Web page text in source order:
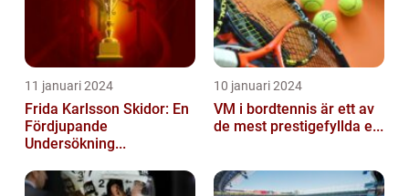
11 januari 2024
Frida Karlsson Skidor: En
Fördjupande
Undersökning...
10 januari 2024
VM i bordtennis är ett av
de mest prestigefyllda e...